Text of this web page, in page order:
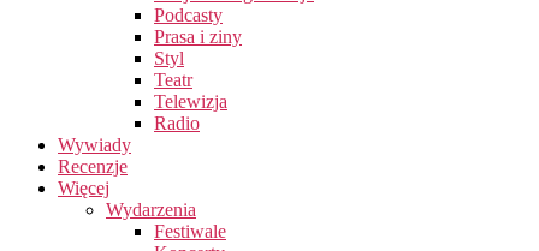
Podcasty
Prasa i ziny
Styl
Teatr
Telewizja
Radio
Wywiady
Recenzje
Więcej
Wydarzenia
Festiwale